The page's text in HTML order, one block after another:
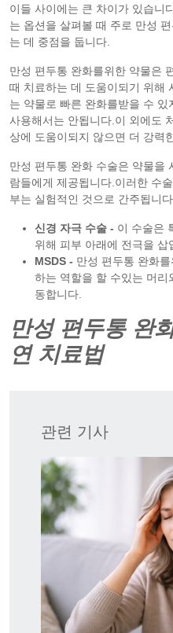
이들 사이에는 큰 차이가 있습니
는 옵션을 살펴볼 때 주로 만성
는 데 중점을 둡니다.
만성 편두통 완화를위한 약물은
때 치료하는 데 도움이되기 위해
는 약물로 빠른 완화를받을 수
사용해서는 안됩니다.이 외에도
상에 도움이되지 않으면 더 강력
만성 편두통 완화 수술은 약물을
람들에게 제공됩니다.이러한 수
부는 실험적인 것으로 간주됩니다.
신경 자극 수술 - 이 수술은
위해 피부 아래에 전극을 삽
MSDS - 만성 편두통 완화
하는 역할을 할 수있는 머
동합니다.
만성 편두통 완
연 치료법
관련 기사